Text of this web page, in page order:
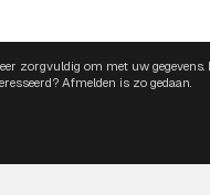
zorgvuldig om met uw gegevens.
Afmelden is zo gedaan.